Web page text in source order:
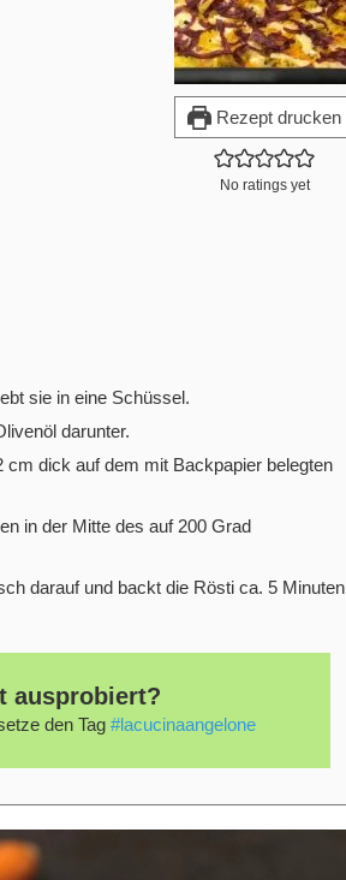
Rezept drucken
No ratings yet
sie in eine Schüssel.
darunter.
cm dick auf dem mit Backpapier belegten
in der Mitte des auf 200 Grad
darauf und backt die Rösti ca. 5 Minuten
ausprobiert?
den Tag #lacucinaangelone